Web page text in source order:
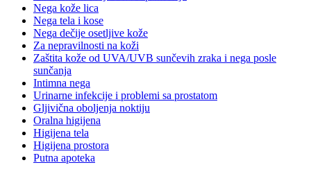
Nega kože lica
Nega tela i kose
Nega dečije osetljive kože
Za nepravilnosti na koži
Zaštita kože od UVA/UVB sunčevih zraka i nega posle
sunčanja
Intimna nega
Urinarne infekcije i problemi sa prostatom
Gljivična oboljenja noktiju
Oralna higijena
Higijena tela
Higijena prostora
Putna apoteka